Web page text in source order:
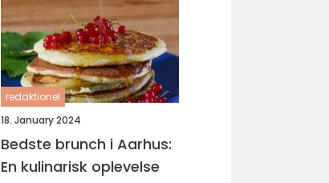
redaktionel
18. January 2024
Bedste brunch i Aarhus:
En kulinarisk oplevelse